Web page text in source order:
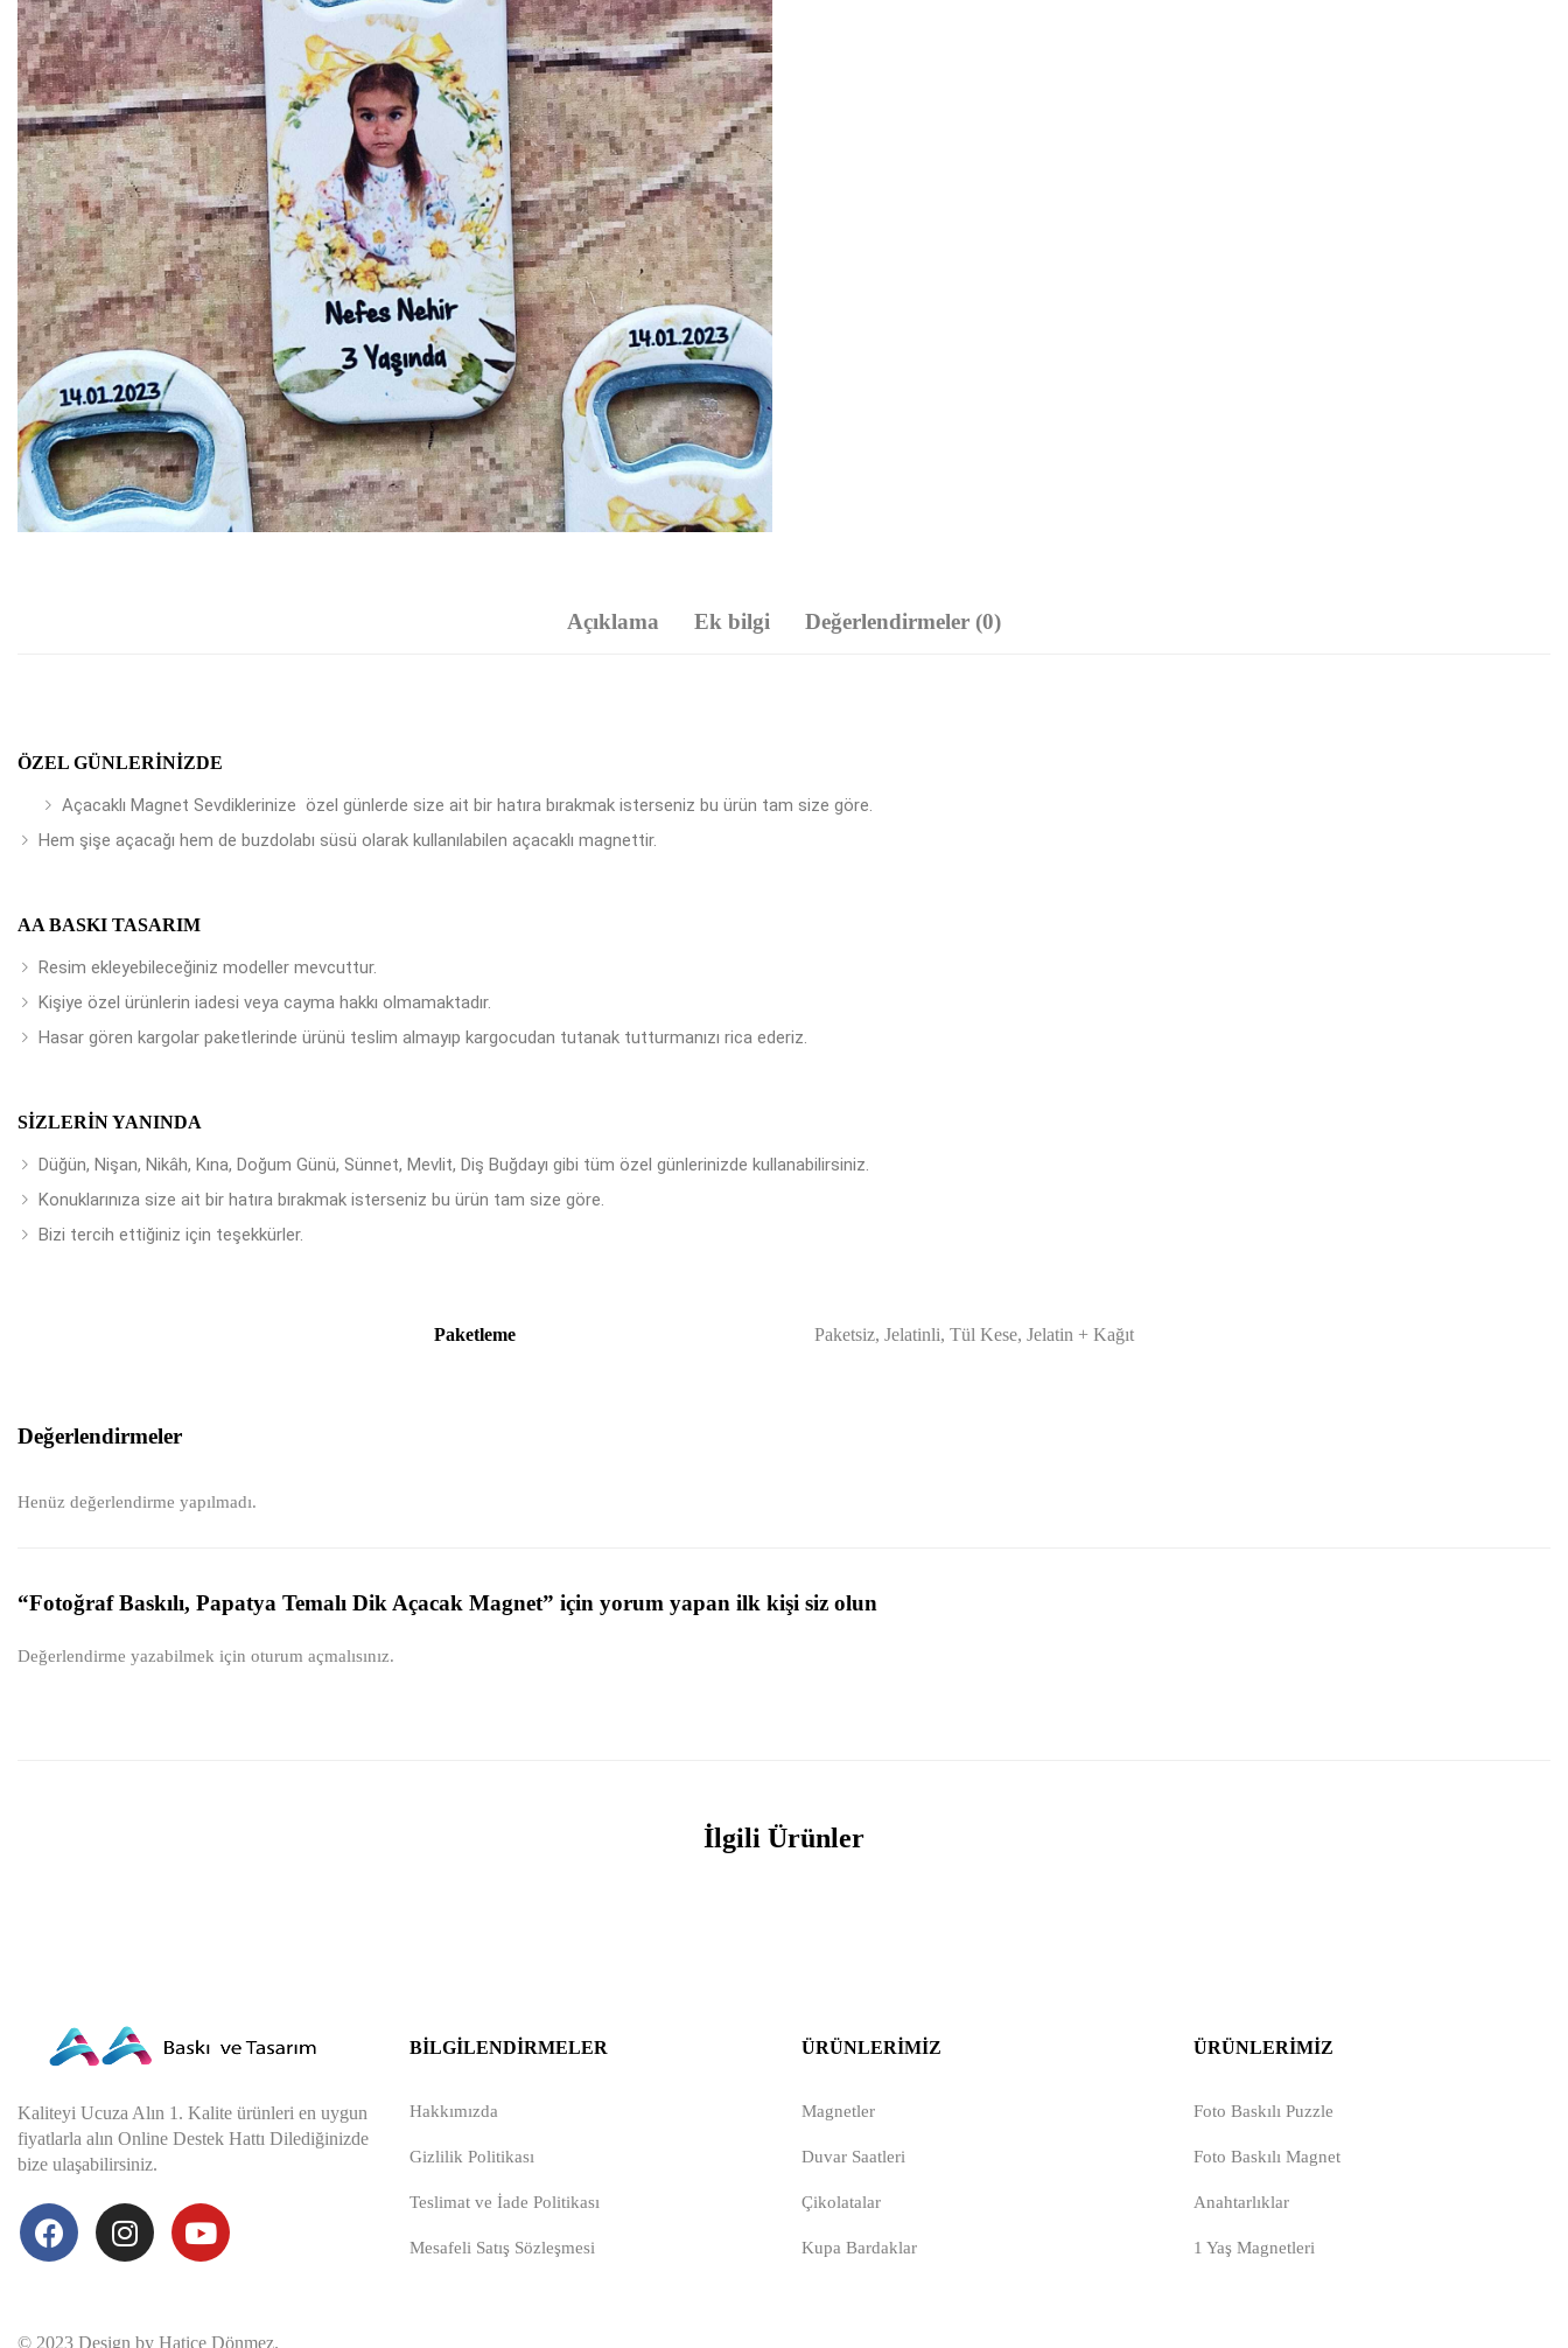
Açıklama Ek bilgi Değerlendirmeler (0)
ÖZEL GÜNLERINIZDE
Açacaklı Magnet Sevdiklerinize özel günlerde size ait bir hatıra bırakmak isterseniz bu ürün tam size göre.
Hem şişe açacağı hem de buzdolabı süsü olarak kullanılabilen açacaklı magnettir.
AA BASKI TASARIM
Resim ekleyebileceğiniz modeller mevcuttur.
Kişiye özel ürünlerin iadesi veya cayma hakkı olmamaktadır.
Hasar gören kargolar paketlerinde ürünü teslim almayıp kargocudan tutanak tutturmanızı rica ederiz.
SIZLERIN YANINDA
Düğün, Nişan, Nikâh, Kına, Doğum Günü, Sünnet, Mevlit, Diş Buğdayı gibi tüm özel günlerinizde kullanabilirsiniz.
Konuklarınıza size ait bir hatıra bırakmak isterseniz bu ürün tam size göre.
Bizi tercih ettiğiniz için teşekkürler.
Paketleme Paketsiz, Jelatinli, Tül Kese, Jelatin + Kağıt
Değerlendirmeler
Henüz değerlendirme yapılmadı.
“Fotoğraf Baskılı, Papatya Temalı Dik Açacak Magnet” için yorum yapan ilk kişi siz olun
Değerlendirme yazabilmek için oturum açmalısınız.
İlgili Ürünler
Kaliteyi Ucuza Alın 1. Kalite ürünleri en uygun
fiyatlarla alın Online Destek Hattı Dilediğinizde
bize ulaşabilirsiniz.
BILGILENDIRMELER
Hakkımızda
Gizlilik Politikası
Teslimat ve İade Politikası
Mesafeli Satış Sözleşmesi
ÜRÜNLERIMIZ
Magnetler
Duvar Saatleri
Çikolatalar
Kupa Bardaklar
ÜRÜNLERIMIZ
Foto Baskılı Puzzle
Foto Baskılı Magnet
Anahtarlıklar
1 Yaş Magnetleri
© 2023 Design by Hatice Dönmez.